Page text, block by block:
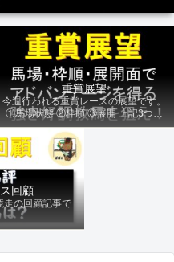
重賞展望
今週行われる重賞レースの展望です。
①馬場状態 ②枠順 ③展開 上記3つの
ファクターから有利にレースを運べる
馬を導き、追い切りの動きを加味して
最終評価を下します。
回顧
走の回顧記事で